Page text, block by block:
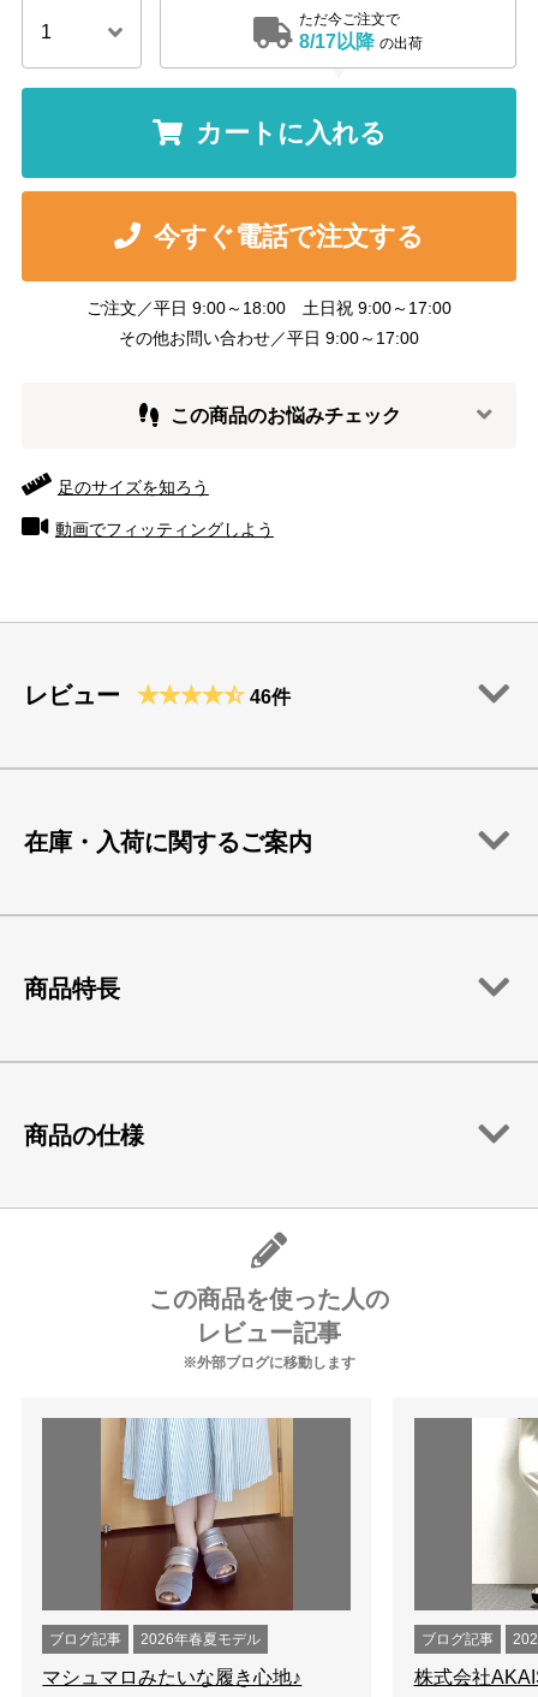
ただ今ご注文で
8/17以降 の出荷
カートに入れる
今すぐ電話で注文する
ご注文／平日 9:00～18:00 土日祝 9:00～17:00
その他お問い合わせ／平日 9:00～17:00
この商品のお悩みチェック
足のサイズを知ろう
動画でフィッティングしよう
レビュー 46件
在庫・入荷に関するご案内
商品特長
商品の仕様
この商品を使った人の
レビュー記事
※外部ブログに移動します
ブログ記事 2026年春夏モデル
マシュマロみたいな履き心地♪
ブログ記事
株式会社